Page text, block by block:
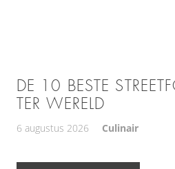
DE 10 BESTE
TER WERELD
6 augustus 2026 Culinair